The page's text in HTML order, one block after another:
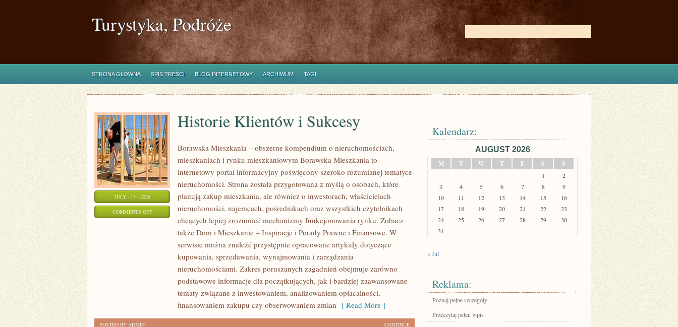
Turystyka, Podróże
STRONA GŁÓWNA SPIS TREŚCI BLOG INTERNETOWY ARCHIWUM TAGI
JULY - 13 - 2026
COMMENTS OFFON
Historie Klientów i Sukcesy
Borawska Mieszkania – obszerne kompendium o nieruchomościach,
mieszkaniach i rynku mieszkaniowym Borawska Mieszkania to
internetowy portal informacyjny poświęcony szeroko rozumianej tematyce
nieruchomości. Strona została przygotowana z myślą o osobach, które
planują zakup mieszkania, ale również o inwestorach, właścicielach
nieruchomości, najemcach, pośrednikach oraz wszystkich czytelnikach
chcących lepiej zrozumieć mechanizmy funkcjonowania rynku. Zobacz
także Dom i Mieszkanie – Inspiracje i Porady Prawne i Finansowe. W
serwisie można znaleźć przystępnie opracowane artykuły dotyczące
kupowania, sprzedawania, wynajmowania i zarządzania
nieruchomościami. Zakres poruszanych zagadnień obejmuje zarówno
podstawowe informacje dla początkujących, jak i bardziej zaawansowane
tematy związane z inwestowaniem, analizowaniem opłacalności,
finansowaniem zakupu czy obserwowaniem zmian [ Read More ]
CONTINUE
POSTED BY ADMIN
Kalendarz:
AUGUST 2026
M
T W T F S S
1
2
3
4 5 6 7 8
9
10
11 12 13 14 15
16
17
18 19 20 21 22
23
24
25 26 27 28 29
30
31
« Jul
Reklama:
Poznaj pełne szczegóły
Przeczytaj pełen wpis